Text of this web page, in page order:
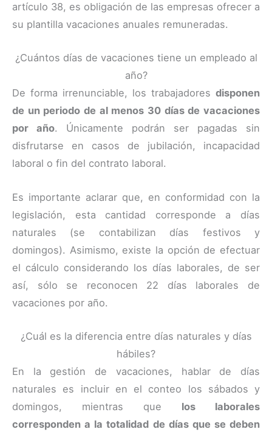
artículo 38, es obligación de las empresas ofrecer a
su plantilla vacaciones anuales remuneradas.
¿Cuántos días de vacaciones tiene un empleado al
año?
De forma irrenunciable, los trabajadores disponen
de un periodo de al menos 30 días de vacaciones
por año. Únicamente podrán ser pagadas sin
disfrutarse en casos de jubilación, incapacidad
laboral o fin del contrato laboral.
Es importante aclarar que, en conformidad con la
legislación, esta cantidad corresponde a días
naturales (se contabilizan días festivos y
domingos). Asimismo, existe la opción de efectuar
el cálculo considerando los días laborales, de ser
así, sólo se reconocen 22 días laborales de
vacaciones por año.
¿Cuál es la diferencia entre días naturales y días
hábiles?
En la gestión de vacaciones, hablar de días
naturales es incluir en el conteo los sábados y
domingos, mientras que los laborales
corresponden a la totalidad de días que se deben